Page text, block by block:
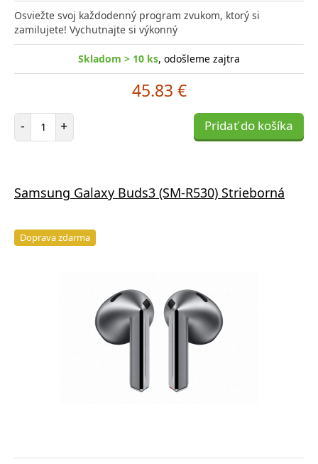
Osviežte svoj každodenný program zvukom, ktorý si
zamilujete! Vychutnajte si výkonný
Skladom > 10 ks, odošleme zajtra
45.83 €
- Počet položiek
+ Pridať do košíka
Samsung Galaxy Buds3 (SM-R530) Strieborná
Doprava zdarma